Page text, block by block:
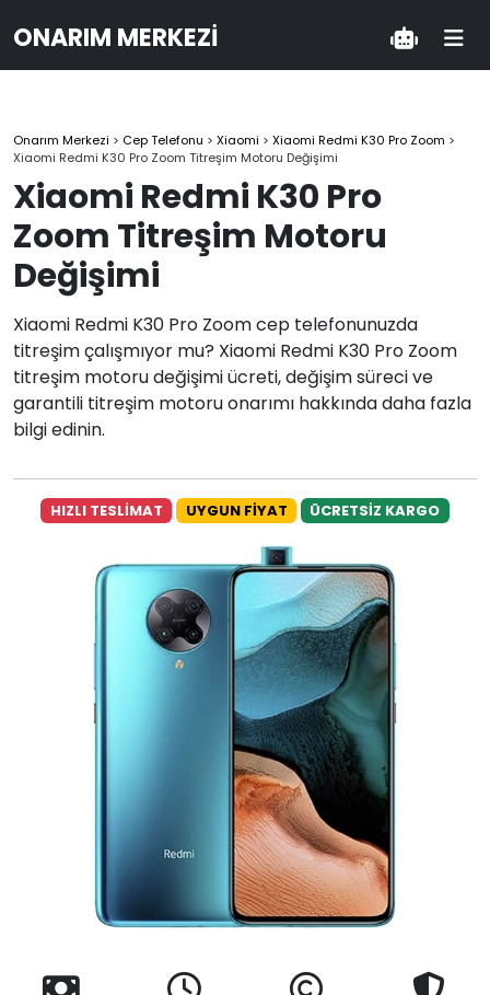
ONARIM MERKEZI
Onarım Merkezi > Cep Telefonu > Xiaomi > Xiaomi Redmi K30 Pro Zoom >
Xiaomi Redmi K30 Pro Zoom Titreşim Motoru Değişimi
Xiaomi Redmi K30 Pro
Zoom Titreşim Motoru
Değişimi
Xiaomi Redmi K30 Pro Zoom cep telefonunuzda
titreşim çalışmıyor mu? Xiaomi Redmi K30 Pro Zoom
titreşim motoru değişimi ücreti, değişim süreci ve
garantili titreşim motoru onarımı hakkında daha fazla
bilgi edinin.
HIZLI TESLİMAT UYGUN FİYAT ÜCRETSİZ KARGO